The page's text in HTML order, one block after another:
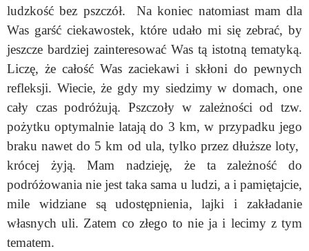
ludzkość bez pszczół. Na koniec natomiast mam dla
Was garść ciekawostek, które udało mi się zebrać, by
jeszcze bardziej zainteresować Was tą istotną tematyką.
Liczę, że całość Was zaciekawi i skłoni do pewnych
refleksji. Wiecie, że gdy my siedzimy w domach, one
cały czas podróżują. Pszczoły w zależności od tzw.
pożytku optymalnie latają do 3 km, w przypadku jego
braku nawet do 5 km od ula, tylko przez dłuższe loty,
krócej żyją. Mam nadzieję, że ta zależność do
podróżowania nie jest taka sama u ludzi, a i pamiętajcie,
mile widziane są udostępnienia, lajki i zakładanie
własnych uli. Zatem co złego to nie ja i lecimy z tym
tematem.